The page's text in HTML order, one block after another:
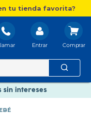
tu tienda favorita?
Entrar
Libre
Baleares)
sin intereses
sin intereses